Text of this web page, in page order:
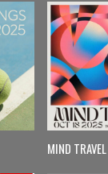
MIND TRAVEL